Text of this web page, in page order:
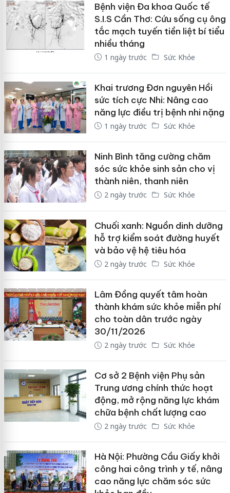
Bệnh viện Đa khoa Quốc tế
S.I.S Cần Thơ: Cứu sống cụ ông
tắc mạch tuyến tiền liệt bí tiểu
nhiều tháng
1 ngày trước Sức Khỏe
Khai trương Đơn nguyên Hồi
sức tích cực Nhi: Nâng cao
năng lực điều trị bệnh nhi nặng
1 ngày trước Sức Khỏe
Ninh Bình tăng cường chăm
sóc sức khỏe sinh sản cho vị
thành niên, thanh niên
2 ngày trước Sức Khỏe
Chuối xanh: Nguồn dinh dưỡng
hỗ trợ kiểm soát đường huyết
và bảo vệ hệ tiêu hóa
2 ngày trước Sức Khỏe
Lâm Đồng quyết tâm hoàn
thành khám sức khỏe miễn phí
cho toàn dân trước ngày
30/11/2026
2 ngày trước Sức Khỏe
Cơ sở 2 Bệnh viện Phụ sản
Trung ương chính thức hoạt
động, mở rộng năng lực khám
chữa bệnh chất lượng cao
2 ngày trước Sức Khỏe
Hà Nội: Phường Cầu Giấy khởi
công hai công trình y tế, nâng
cao năng lực chăm sóc sức